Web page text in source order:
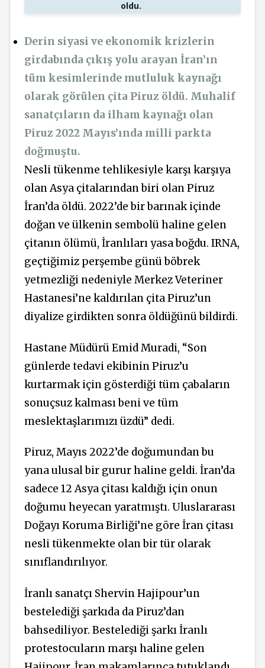
oldu.
Derin siyasi ve ekonomik krizlerin
girdabında çıkış yolu arayan İran’ın
tüm kesimlerinde mutluluk kaynağı
olarak görülen çita Piruz öldü. Muhalif
sanatçıların da ilham kaynağı olan
Piruz 2022 Mayıs’ında milli parkta
doğmuştu.
Nesli tükenme tehlikesiyle karşı karşıya
olan Asya çitalarından biri olan Piruz
İran’da öldü. 2022’de bir barınak içinde
doğan ve ülkenin sembolü haline gelen
çitanın ölümü, İranlıları yasa boğdu. IRNA,
geçtiğimiz perşembe günü böbrek
yetmezliği nedeniyle Merkez Veteriner
Hastanesi’ne kaldırılan çita Piruz’un
diyalize girdikten sonra öldüğünü bildirdi.
Hastane Müdürü Emid Muradi, “Son
günlerde tedavi ekibinin Piruz’u
kurtarmak için gösterdiği tüm çabaların
sonuçsuz kalması beni ve tüm
meslektaşlarımızı üzdü” dedi.
Piruz, Mayıs 2022’de doğumundan bu
yana ulusal bir gurur haline geldi. İran’da
sadece 12 Asya çitası kaldığı için onun
doğumu heyecan yaratmıştı. Uluslararası
Doğayı Koruma Birliği’ne göre İran çitası
nesli tükenmekte olan bir tür olarak
sınıflandırılıyor.
İranlı sanatçı Shervin Hajipour’un
bestelediği şarkıda da Piruz’dan
bahsediliyor. Bestelediği şarkı İranlı
protestocuların marşı haline gelen